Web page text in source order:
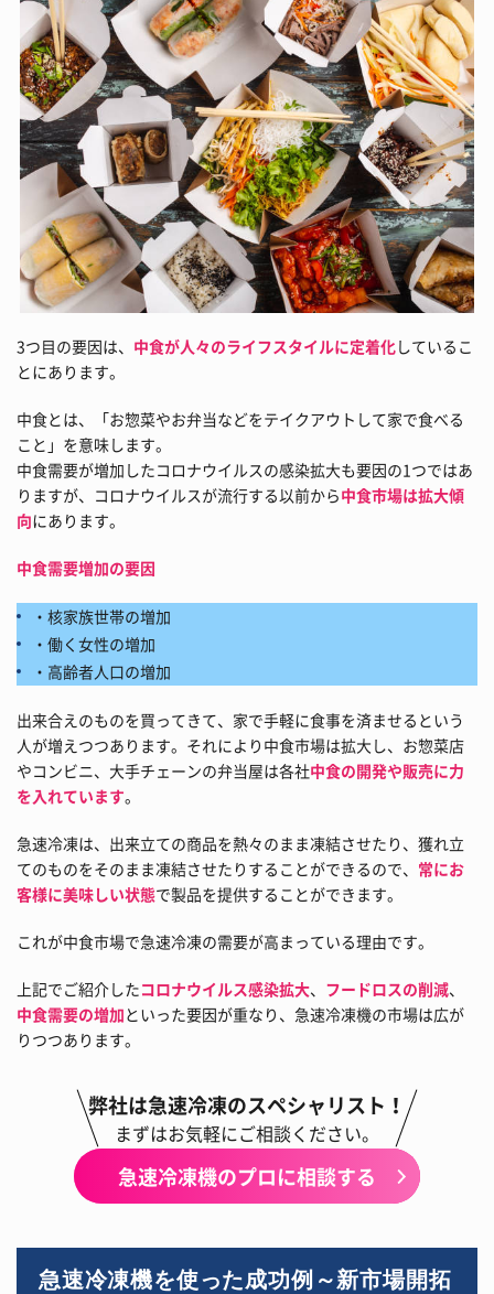
3つ目の要因は、 中食が人々のライフスタイルに定着化しているこ
とにあります。
中食とは、「お惣菜やお弁当などをテイクアウトして家で食べる
こと」を意味します。
中食需要が増加したコロナウイルスの感染拡大も要因の1つではあ
りますが、コロナウイルスが流行する以前から中食市場は拡大傾
向にあります。
中食需要増加の要因
・核家族世帯の増加
・働く女性の増加
・高齢者人口の増加
出来合えのものを買ってきて、家で手軽に食事を済ませるという
人が増えつつあります。それにより中食市場は拡大し、お惣菜店
やコンビニ、大手チェーンの弁当屋は各社中食の開発や販売に力
を入れています。
急速冷凍は、出来立ての商品を熱々のまま凍結させたり、獲れ立
てのものをそのまま凍結させたりすることができるので、 常にお
客様に美味しい状態で製品を提供することができます。
これが中食市場で急速冷凍の需要が高まっている理由です。
上記でご紹介したコロナウイルス感染拡大、 フードロスの削減、
中食需要の増加といった要因が重なり、急速冷凍機の市場は広が
りつつあります。
弊社は急速冷凍のスペシャリスト！
まずはお気軽にご相談ください。
急速冷凍機のプロに相談する
急速冷凍機を使った成功例～新市場開拓